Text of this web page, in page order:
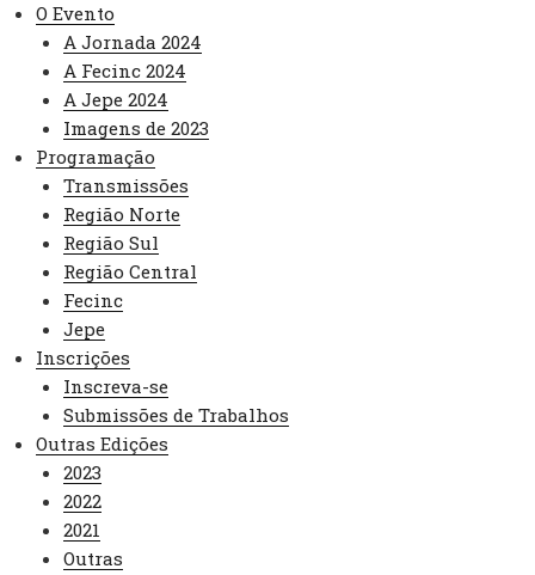
O Evento
A Jornada 2024
A Fecinc 2024
A Jepe 2024
Imagens de 2023
Programação
Transmissões
Região Norte
Região Sul
Região Central
Fecinc
Jepe
Inscrições
Inscreva-se
Submissões de Trabalhos
Outras Edições
2023
2022
2021
Outras